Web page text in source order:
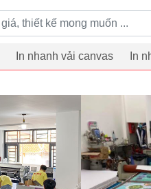
In nhanh vải canvas In